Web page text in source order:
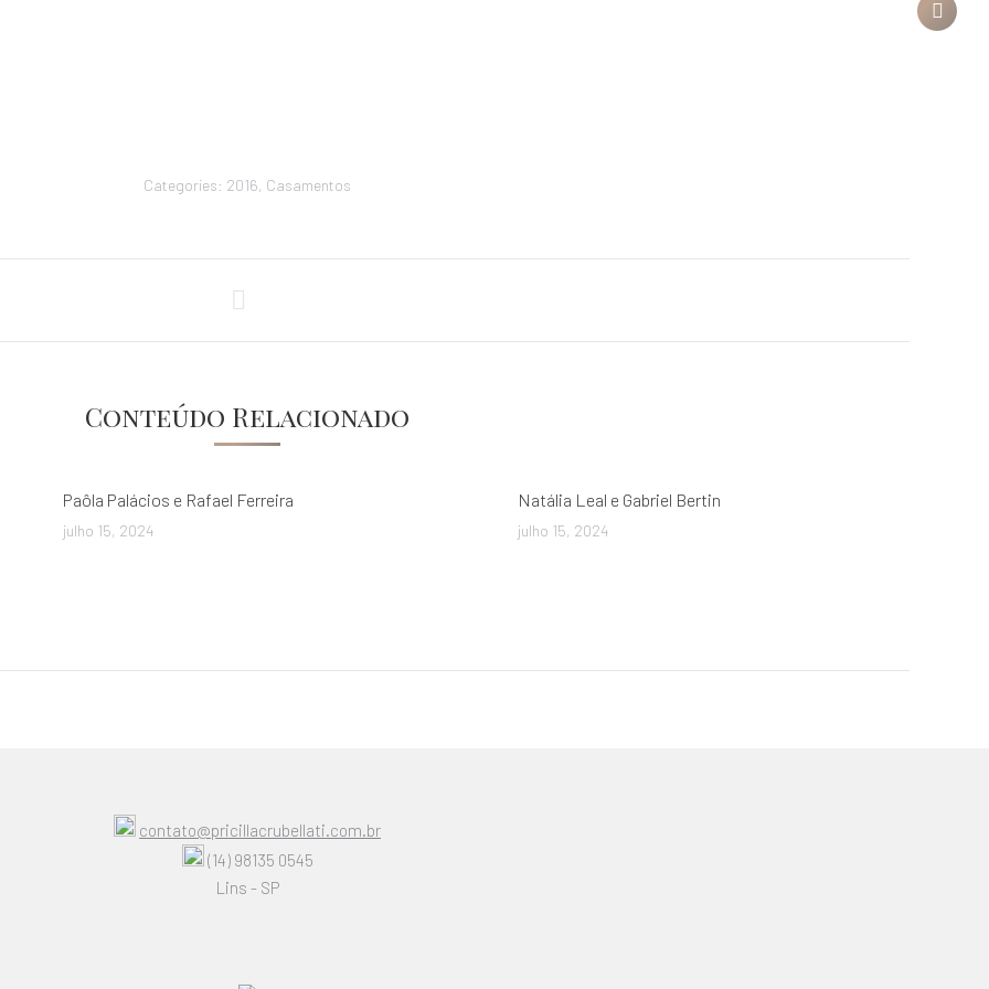
Categories: 2016, Casamentos
Conteúdo Relacionado
Paôla Palácios e Rafael Ferreira
julho 15, 2024
Natália Leal e Gabriel Bertin
julho 15, 2024
contato@pricillacrubellati.com.br
(14) 98135 0545
Lins - SP